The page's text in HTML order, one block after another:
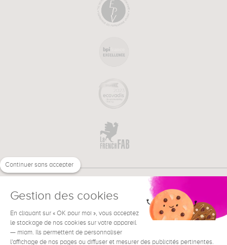
BESOIN D'AIDE ? FR
Continuer sans accepter
Gestion des cookies
En cliquant sur « OK pour moi », vous acceptez
le stockage de nos cookies sur votre appareil
— miam. Ils permettent de personnaliser
l'affichage de nos pages ou diffuser et mesurer des publicités pertinentes.